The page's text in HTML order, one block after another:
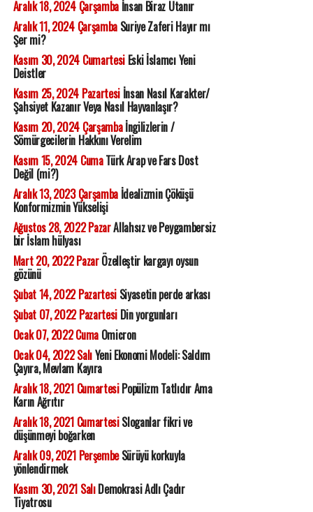
Aralık 18, 2024 Çarşambaİnsan Biraz Utanır
Aralık 11, 2024 ÇarşambaSuriye Zaferi Hayır mı
Şer mi?
Kasım 30, 2024 CumartesiEski İslamcı Yeni
Deistler
Kasım 25, 2024 Pazartesiİnsan Nasıl Karakter/
Şahsiyet Kazanır Veya Nasıl Hayvanlaşır?
Kasım 20, 2024 Çarşambaİngilizlerin /
Sömürgecilerin Hakkını Verelim
Kasım 15, 2024 CumaTürk Arap ve Fars Dost
Değil (mi?)
Aralık 13, 2023 Çarşambaİdealizmin Çöküşü
Konformizmin Yükselişi
Ağustos 28, 2022 PazarAllahsız ve Peygambersiz
bir İslam hülyası
Mart 20, 2022 PazarÖzelleştir kargayı oysun
gözünü
Şubat 14, 2022 PazartesiSiyasetin perde arkası
Şubat 07, 2022 PazartesiDin yorgunları
Ocak 07, 2022 CumaOmicron
Ocak 04, 2022 SalıYeni Ekonomi Modeli: Saldım
Çayıra, Mevlam Kayıra
Aralık 18, 2021 CumartesiPopülizm Tatlıdır Ama
Karın Ağrıtır
Aralık 18, 2021 CumartesiSloganlar fikri ve
düşünmeyi boğarken
Aralık 09, 2021 PerşembeSürüyü korkuyla
yönlendirmek
Kasım 30, 2021 SalıDemokrasi Adlı Çadır
Tiyatrosu